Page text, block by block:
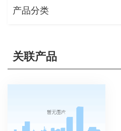
产品分类
关联产品